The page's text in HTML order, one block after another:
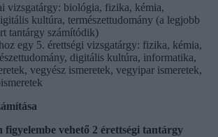
vizsgatárgy: biológia, fizika, kémia,
kultúra, természettudomány (a legjobb
tantárgy számítódik)
egy 5. érettségi vizsgatárgy: fizika, kémia,
digitális kultúra, informatika,
vegyész ismeretek, vegyipar ismeretek,
vehető 2 érettségi tantárgy